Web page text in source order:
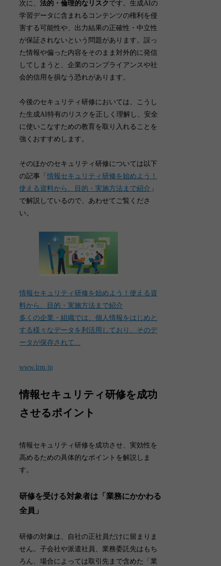
次に、法的・倫理的なリスク です。生成AIの
学習データに含まれるコンテンツの権利を侵
害する可能性や、出力結果の正確性・中立性
が保証されないという問題があります 。誤っ
た情報や偏った内容をそのまま対外的に発信
してしまうと、企業のコンプライアンスや社
会的信用を損なう恐れがあります。
今後のセキュリティ研修においては、こうし
た生成AI特有のリスクを正しく理解し、安全
に使いこなすための教育を取り入れることを
強くおすすめします。
そのほかのセキュリティ研修については以下
の記事「情報セキュリティ研修を始めよう！
使える資料から、目的・実施方法まで紹介 」
で解説しているので、あわせてご覧くださ
い。
情報セキュリティ研修を始めよう！使える資
料から、目的・実施方法まで紹介
多くの企業・組織では、個人情報をはじめと
する様々なデータを利活用しており、そのデ
ータが保存されて...
www.lrm.jp
情報セキュリティ研修を成功
させるポイント
情報セキュリティ研修を成功させ、実効性を
高めるための具体的なポイントを解説しま
す。
研修を受ける対象者は「業務にかかわる
全員」
研修の対象は、自社の正社員だけに留まりま
せん。子会社や派遣社員、業務委託先はもち
ろん、場合によっては取引先まで含めた「業